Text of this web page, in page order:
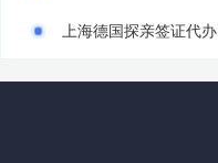
上海德国探亲签证代办